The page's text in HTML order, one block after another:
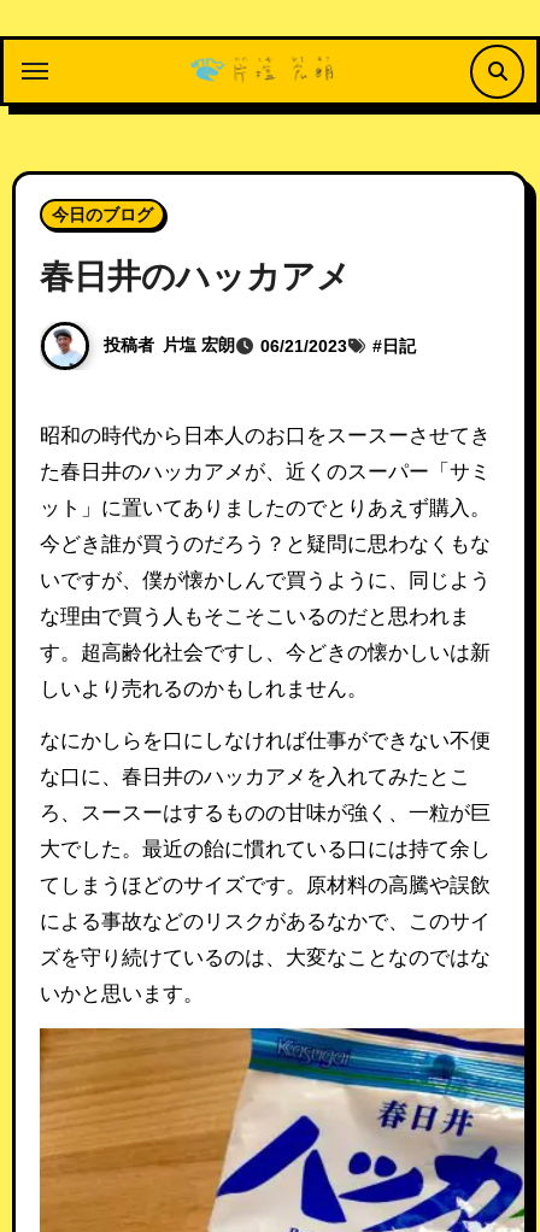
ス
ッ
今日のブログ
春日井のハッカアメ
投稿者 片塩 宏朗 06/21/2023 #日記
昭和の時代から日本人のお口をスースーさせてき
た春日井のハッカアメが、近くのスーパー「サミ
ット」に置いてありましたのでとりあえず購入。
今どき誰が買うのだろう？と疑問に思わなくもな
いですが、僕が懐かしんで買うように、同じよう
な理由で買う人もそこそこいるのだと思われま
す。超高齢化社会ですし、今どきの懐かしいは新
しいより売れるのかもしれません。
なにかしらを口にしなければ仕事ができない不便
な口に、春日井のハッカアメを入れてみたとこ
ろ、スースーはするものの甘味が強く、一粒が巨
大でした。最近の飴に慣れている口には持て余し
てしまうほどのサイズです。原材料の高騰や誤飲
による事故などのリスクがあるなかで、このサイ
ズを守り続けているのは、大変なことなのではな
いかと思います。